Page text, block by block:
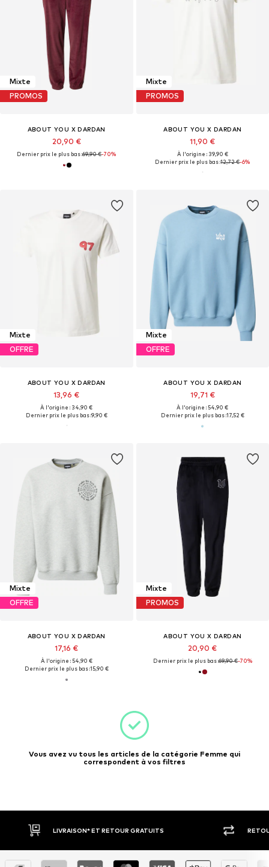
Mixte
PROMOS
ABOUT YOU X DARDAN
20,90 €
Dernier prix le plus bas :69,90 €-70%
Mixte
PROMOS
ABOUT YOU X DARDAN
11,90 €
À l'origine : 39,90 €
Dernier prix le plus bas :12,72 €-6%
Mixte
OFFRE
ABOUT YOU X DARDAN
13,96 €
À l'origine : 34,90 €
Dernier prix le plus bas :9,90 €
Mixte
OFFRE
ABOUT YOU X DARDAN
19,71 €
À l'origine : 54,90 €
Dernier prix le plus bas :17,52 €
Mixte
OFFRE
ABOUT YOU X DARDAN
17,16 €
À l'origine : 54,90 €
Dernier prix le plus bas :15,90 €
Mixte
PROMOS
ABOUT YOU X DARDAN
20,90 €
Dernier prix le plus bas :69,90 €-70%
Vous avez vu tous les articles de la catégorie Femme qui
correspondent à vos filtres
LIVRAISON* ET RETOUR GRATUITS